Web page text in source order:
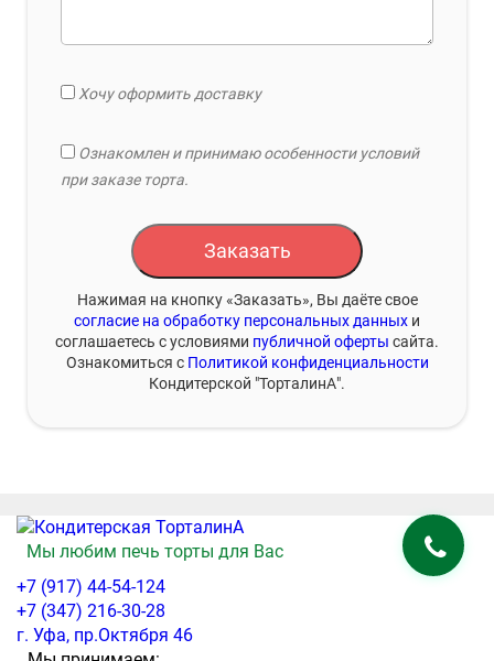
Хочу оформить доставку
Ознакомлен и принимаю особенности условий
при заказе торта.
Заказать
Нажимая на кнопку «Заказать», Вы даёте свое
согласие на обработку персональных данных и
соглашаетесь с условиями публичной оферты сайта.
Ознакомиться с Политикой конфиденциальности
Кондитерской "ТорталинА".
Мы любим печь торты для Вас
+7 (917) 44-54-124
+7 (347) 216-30-28
г. Уфа, пр.Октября 46